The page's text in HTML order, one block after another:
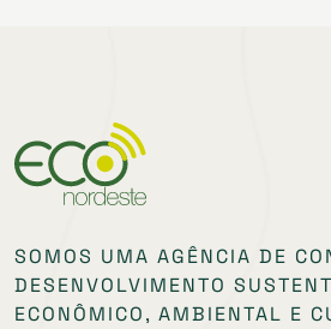
SOMOS UMA AGÊNCIA DE
DESENVOLVIMENTO
ECONÔMICO, AMBIENTAL E